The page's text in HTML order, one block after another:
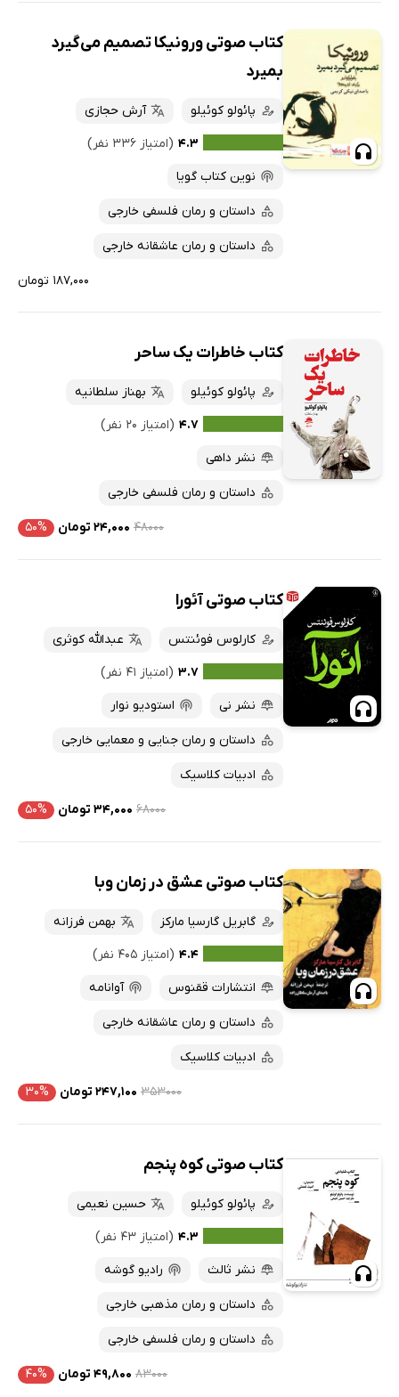
کتاب صوتی ورونیکا تصمیم می‌گیرد
بمیرد
پائولو کوئیلو
آرش حجازی
۴.۳ (امتیاز ۳۳۶ نفر)
نوین کتاب گویا
داستان و رمان فلسفی خارجی
داستان و رمان عاشقانه خارجی
۱۸۷,۰۰۰ تومان
کتاب خاطرات یک ساحر
پائولو کوئیلو
بهناز سلطانیه
۴.۷ (امتیاز ۲۰ نفر)
نشر داهی
داستان و رمان فلسفی خارجی
۴۸۰۰۰ ۲۴,۰۰۰ تومان ۵۰%
کتاب صوتی آئورا
کارلوس فوئنتس
عبدالله کوثری
۳.۷ (امتیاز ۴۱ نفر)
نشر نی
استودیو نوار
داستان و رمان جنایی و معمایی خارجی
ادبیات کلاسیک
۶۸۰۰۰ ۳۴,۰۰۰ تومان ۵۰%
کتاب صوتی عشق در زمان وبا
گابریل گارسیا مارکز
بهمن فرزانه
۴.۴ (امتیاز ۴۰۵ نفر)
انتشارات ققنوس
آوانامه
داستان و رمان عاشقانه خارجی
ادبیات کلاسیک
۳۵۳۰۰۰ ۲۴۷,۱۰۰ تومان ۳۰%
کتاب صوتی کوه پنجم
پائولو کوئیلو
حسین نعیمی
۴.۳ (امتیاز ۴۳ نفر)
نشر ثالث
رادیو گوشه
داستان و رمان مذهبی خارجی
داستان و رمان فلسفی خارجی
۸۳۰۰۰ ۴۹,۸۰۰ تومان ۴۰%